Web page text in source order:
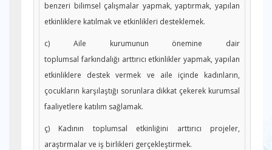
benzeri bilimsel çalışmalar yapmak, yaptırmak, yapılan
etkinliklere katılmak ve etkinlikleri desteklemek.
c) Aile kurumunun önemine dair
toplumsal farkındalığı arttırıcı etkinlikler yapmak, yapılan
etkinliklere destek vermek ve aile içinde kadınların,
çocukların karşılaştığı sorunlara dikkat çekerek kurumsal
faaliyetlere katılım sağlamak.
ç) Kadının toplumsal etkinliğini arttırıcı projeler,
araştırmalar ve iş birlikleri gerçekleştirmek.